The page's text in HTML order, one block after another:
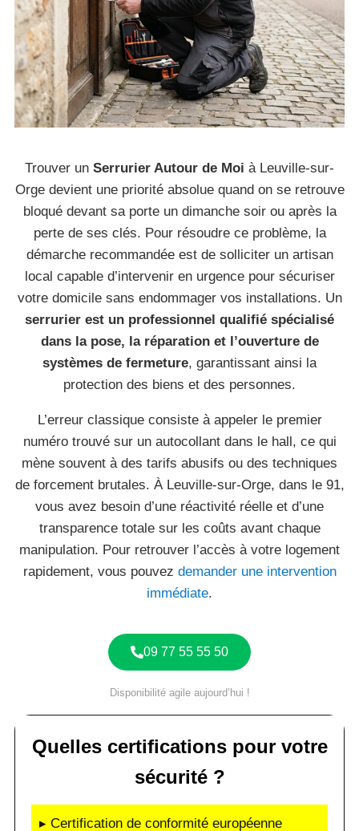
Trouver un Serrurier Autour de Moi à Leuville-sur-
Orge devient une priorité absolue quand on se retrouve
bloqué devant sa porte un dimanche soir ou après la
perte de ses clés. Pour résoudre ce problème, la
démarche recommandée est de solliciter un artisan
local capable d’intervenir en urgence pour sécuriser
votre domicile sans endommager vos installations. Un
serrurier est un professionnel qualifié spécialisé
dans la pose, la réparation et l’ouverture de
systèmes de fermeture, garantissant ainsi la
protection des biens et des personnes.
L’erreur classique consiste à appeler le premier
numéro trouvé sur un autocollant dans le hall, ce qui
mène souvent à des tarifs abusifs ou des techniques
de forcement brutales. À Leuville-sur-Orge, dans le 91,
vous avez besoin d’une réactivité réelle et d’une
transparence totale sur les coûts avant chaque
manipulation. Pour retrouver l’accès à votre logement
rapidement, vous pouvez demander une intervention
immédiate.
09 77 55 55 50
Disponibilité agile aujourd’hui !
Quelles certifications pour votre
sécurité ?
▸ Certification de conformité européenne